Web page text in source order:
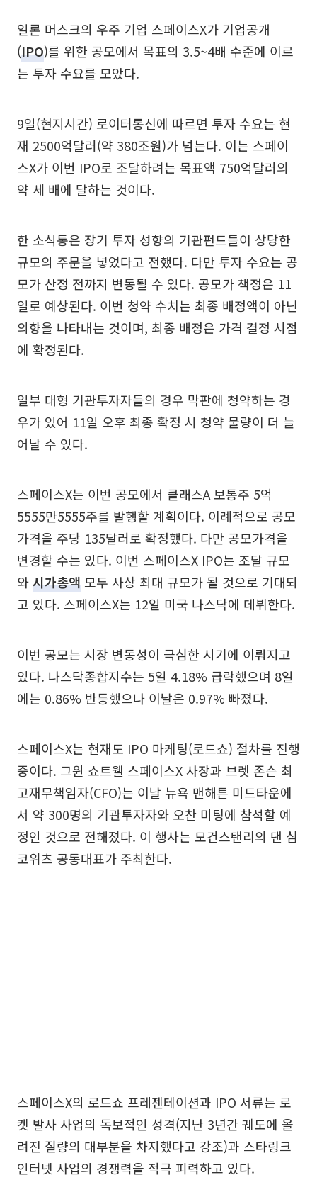
일론 머스크의 우주 기업 스페이스X가 기업공개
(IPO)를 위한 공모에서 목표의 3.5~4배 수준에 이르
는 투자 수요를 모았다.
9일(현지시간) 로이터통신에 따르면 투자 수요는 현
재 2500억달러(약 380조원)가 넘는다. 이는 스페이
스X가 이번 IPO로 조달하려는 목표액 750억달러의
약 세 배에 달하는 것이다.
한 소식통은 장기 투자 성향의 기관펀드들이 상당한
규모의 주문을 넣었다고 전했다. 다만 투자 수요는 공
모가 산정 전까지 변동될 수 있다. 공모가 책정은 11
일로 예상된다. 이번 청약 수치는 최종 배정액이 아닌
의향을 나타내는 것이며, 최종 배정은 가격 결정 시점
에 확정된다.
일부 대형 기관투자자들의 경우 막판에 청약하는 경
우가 있어 11일 오후 최종 확정 시 청약 물량이 더 늘
어날 수 있다.
스페이스X는 이번 공모에서 클래스A 보통주 5억
5555만5555주를 발행할 계획이다. 이례적으로 공모
가격을 주당 135달러로 확정했다. 다만 공모가격을
변경할 수는 있다. 이번 스페이스X IPO는 조달 규모
와시가총액 모두 사상 최대 규모가 될 것으로 기대되
고 있다. 스페이스X는 12일 미국 나스닥에 데뷔한다.
이번 공모는 시장 변동성이 극심한 시기에 이뤄지고
있다. 나스닥종합지수는 5일 4.18% 급락했으며 8일
에는 0.86% 반등했으나 이날은 0.97% 빠졌다.
스페이스X는 현재도 IPO 마케팅(로드쇼) 절차를 진행
중이다. 그윈 쇼트웰 스페이스X 사장과 브렛 존슨 최
고재무책임자(CFO)는 이날 뉴욕 맨해튼 미드타운에
서 약 300명의 기관투자자와 오찬 미팅에 참석할 예
정인 것으로 전해졌다. 이 행사는 모건스탠리의 댄 심
코위츠 공동대표가 주최한다.
스페이스X의 로드쇼 프레젠테이션과 IPO 서류는 로
켓 발사 사업의 독보적인 성격(지난 3년간 궤도에 올
려진 질량의 대부분을 차지했다고 강조)과 스타링크
인터넷 사업의 경쟁력을 적극 피력하고 있다.